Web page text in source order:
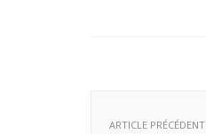
ARTICLE PRÉCÉDENT